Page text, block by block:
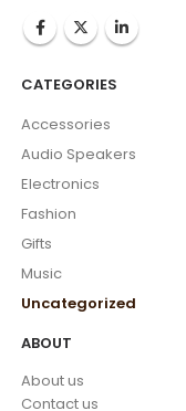
CATEGORIES
Accessories
Audio Speakers
Electronics
Fashion
Gifts
Music
Uncategorized
ABOUT
About us
Contact us